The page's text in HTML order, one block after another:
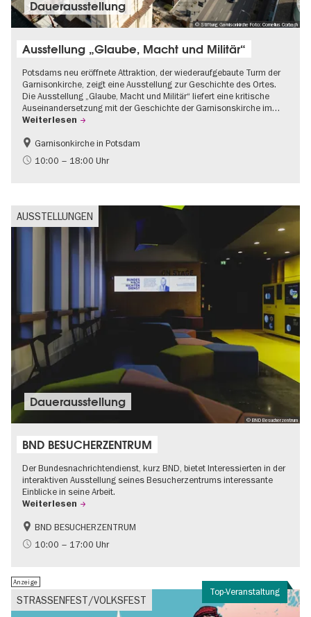
© Stiftung Garnisonkirche Foto: Cornelius Corbach
Dauer­aus­stel­lung
Ausstellung „Glaube, Macht und Militär“
Potsdams neu eröffnete Attraktion, der wiederaufgebaute Turm der
Garnisonkirche, zeigt eine Ausstellung zur Geschichte des Ortes.
Die Ausstellung „Glaube, Macht und Militär“ liefert eine kritische
Auseinandersetzung mit der Geschichte der Garnisonskirche im…
Weiterlesen
Geschichte
Brandenburg
Garnisonkirche in Potsdam
10:00 – 18:00 Uhr
AUSSTELLUNGEN
© BND Besucherzentrum
Dauer­aus­stel­lung
BND BESUCHERZENTRUM
Der Bundesnachrichtendienst, kurz BND, bietet Interessierten in der
interaktiven Ausstellung seines Besucherzentrums interessante
Einblicke in seine Arbeit.
Weiterlesen
Geschichte
Gratis
BND BESUCHERZENTRUM
10:00 – 17:00 Uhr
Top-Veranstaltung
STRASSENFEST/VOLKSFEST
Anzeige